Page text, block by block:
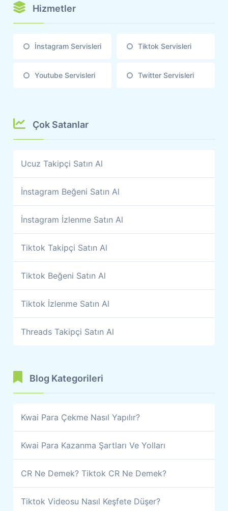
Hizmetler
İnstagram Servisleri Tiktok Servisleri
Youtube Servisleri Twitter Servisleri
Çok Satanlar
Ucuz Takipçi Satın Al
İnstagram Beğeni Satın Al
İnstagram İzlenme Satın Al
Tiktok Takipçi Satın Al
Tiktok Beğeni Satın Al
Tiktok İzlenme Satın Al
Threads Takipçi Satın Al
Blog Kategorileri
Kwai Para Çekme Nasıl Yapılır?
Kwai Para Kazanma Şartları Ve Yolları
CR Ne Demek? Tiktok CR Ne Demek?
Tiktok Videosu Nasıl Keşfete Düşer?